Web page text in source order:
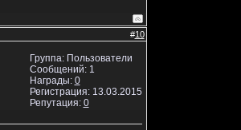
#10
Группа: Пользователи
Сообщений: 1
Награды: 0
Регистрация: 13.03.2015
Репутация: 0